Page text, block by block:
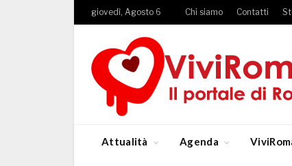
giovedì, Agosto 6 Chi siamo Contatti
Attualità Agenda